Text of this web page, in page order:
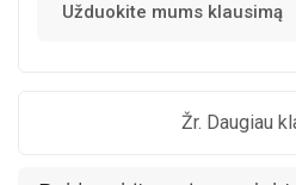
Užduokite mums klausimą
Žr. Daugiau